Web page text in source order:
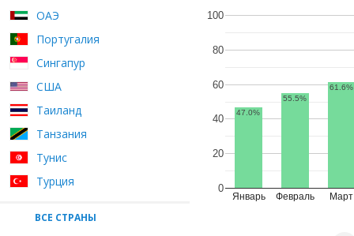
ОАЭ
Португалия
Сингапур
США
Таиланд
Танзания
Тунис
Турция
ВСЕ СТРАНЫ
Январь Февраль Март
0
20
40
60
80
100
47.0%
55.5%
61.6%